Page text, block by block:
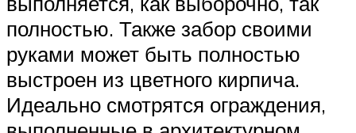
полностью. Также забор своими
руками может быть полностью
выстроен из цветного кирпича.
Идеально смотрятся ограждения,